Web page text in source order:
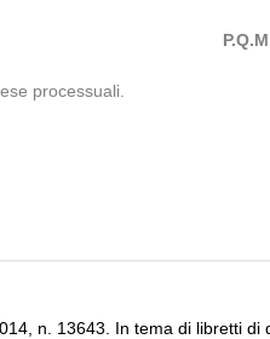
processuali.
n. 13643. In tema di libretti